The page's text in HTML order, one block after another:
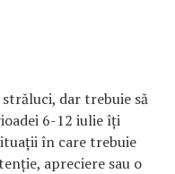
dar trebuie să
6-12 iulie îți
în care trebuie
apreciere sau o